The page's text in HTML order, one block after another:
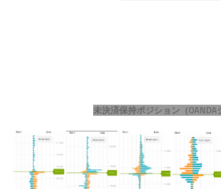
未決済保持ポジション（OANDA